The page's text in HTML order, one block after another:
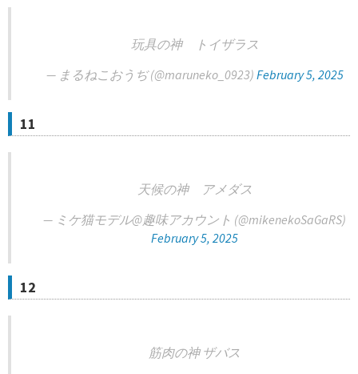
玩具の神 トイザラス
— まるねこおうぢ (@maruneko_0923) February 5, 2025
11
天候の神 アメダス
— ミケ猫モデル@趣味アカウント (@mikenekoSaGaRS)
February 5, 2025
12
筋肉の神 ザバス